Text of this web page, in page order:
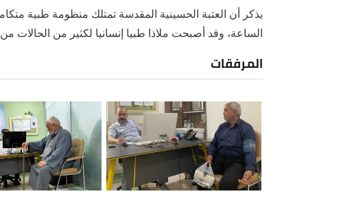
يذكر أن العتبة الحسينية المقدسة تمتلك منظومة طبية
الساعة، وقد أصبحت ملاذا طبيا إنسانيا لكثير من الحالات
المرفقات